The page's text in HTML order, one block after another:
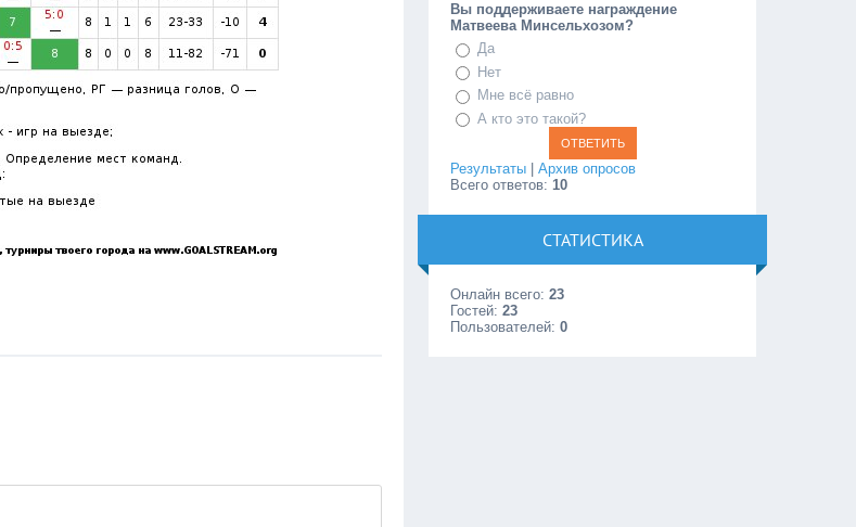
Вы поддерживаете награждение
Матвеева Минсельхозом?
Да
Нет
Мне всё равно
А кто это такой?
Результаты |Архив опросов
Всего ответов:10
СТАТИСТИКА
Онлайн всего:23
Гостей:23
Пользователей:0